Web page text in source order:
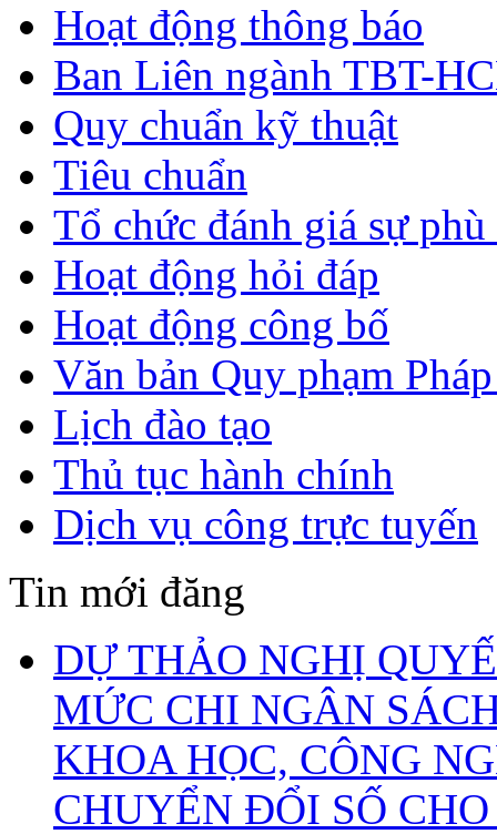
Hoạt động thông báo
Ban Liên ngành TBT-
Quy chuẩn kỹ thuật
Tiêu chuẩn
Tổ chức đánh giá sự
Hoạt động hỏi đáp
Hoạt động công bố
Văn bản Quy phạm
Lịch đào tạo
Thủ tục hành chính
Dịch vụ công trực tuyến
Tin mới đăng
DỰ THẢO NGHỊ
MỨC CHI NGÂN
KHOA HỌC, CÔNG
CHUYỂN ĐỔI SỐ